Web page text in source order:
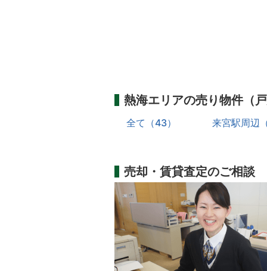
熱海エリアの売り物件（
全て（43） 来宮駅周辺
売却・賃貸査定のご相談